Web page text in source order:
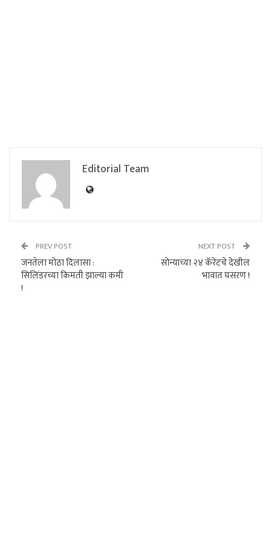
Editorial Team
PREV POST
जनतेला मोठा दिलासा :
सिलिंडरच्या किमती झाल्या कमी
!
NEXT POST
सोन्याच्या २४ कॅरेटचे देखील
भावात घसरण !